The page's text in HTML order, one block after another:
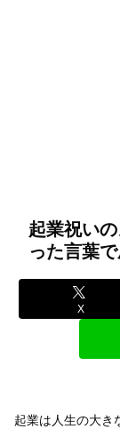
起業祝い
った言葉
X
起業は人生の大き